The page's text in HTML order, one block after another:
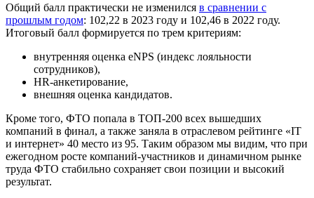
Общий балл практически не изменился в сравнении с
прошлым годом: 102,22 в 2023 году и 102,46 в 2022 году.
Итоговый балл формируется по трем критериям:
внутренняя оценка eNPS (индекс лояльности
сотрудников),
HR-анкетирование,
внешняя оценка кандидатов.
Кроме того, ФТО попала в ТОП-200 всех вышедших
компаний в финал, а также заняла в отраслевом рейтинге «IT
и интернет» 40 место из 95. Таким образом мы видим, что при
ежегодном росте компаний-участников и динамичном рынке
труда ФТО стабильно сохраняет свои позиции и высокий
результат.